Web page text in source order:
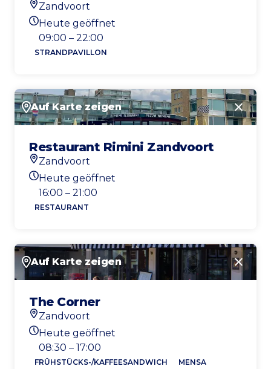
Standort
Zandvoort
Heutigen Öffnungszeiten
Heute geöffnet
09:00 – 22:00
STRANDPAVILLON
Auf Karte zeigen
Restaurant Rimini Zandvoort
Standort
Zandvoort
Heutigen Öffnungszeiten
Heute geöffnet
16:00 – 21:00
RESTAURANT
Auf Karte zeigen
The Corner
Standort
Zandvoort
Heutigen Öffnungszeiten
Heute geöffnet
08:30 – 17:00
FRÜHSTÜCKS-/KAFFEESANDWICH MENSA